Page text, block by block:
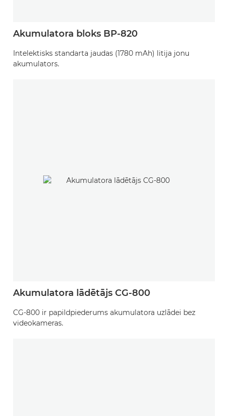
Akumulatora bloks BP-820
Intelektisks standarta jaudas (1780 mAh) litija jonu
akumulators.
Akumulatora lādētājs CG-800
CG-800 ir papildpiederums akumulatora uzlādei bez
videokameras.